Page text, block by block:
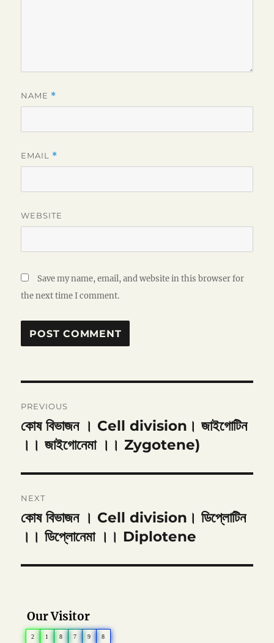
NAME *
EMAIL *
WEBSITE
Save my name, email, and website in this browser for
the next time I comment.
navigation
PREVIOUS
Previous
post:
কোষ বিভাজন । Cell division। জাইগোটিন
।। জাইগোনেমা ।। Zygotene)
NEXT
Next
post:
কোষ বিভাজন । Cell division। ডিপ্লোটিন
।। ডিপ্লোনেমা ।। Diplotene
Our Visitor
2 1 8 7 9 8